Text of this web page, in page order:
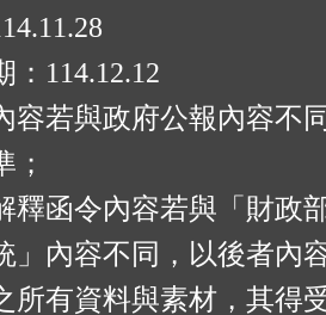
： 114.12.12
容若與政府公報內容不
；
釋函令內容若與「財政
」內容不同，以後者內
所有資料與素材，其得